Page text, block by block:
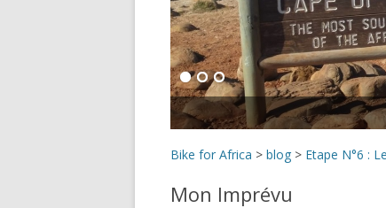
Bike for Africa > blog > Etape N°6 :
Mon Imprévu